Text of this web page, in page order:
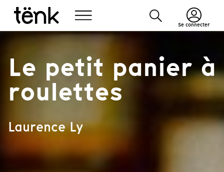
Se connecter
Le petit panier à
roulettes
Laurence Ly